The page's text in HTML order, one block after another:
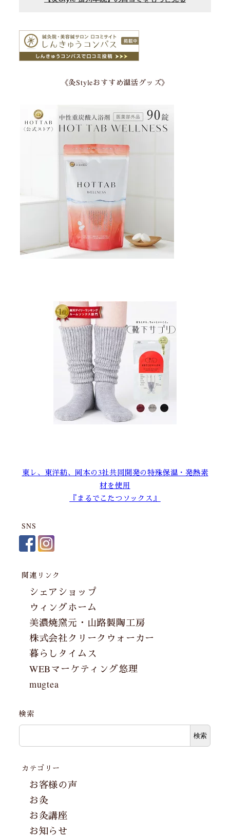
《灸Styleおすすめ温活グッズ》
東レ、東洋紡、岡本の3社共同開発の特殊保温・発熱素
材を使用
『まるでこたつソックス』
SNS
関連リンク
シェアショップ
ウィングホーム
美濃焼窯元・山路製陶工房
株式会社クリークウォーカー
暮らしタイムス
WEBマーケティング悠理
mugtea
検索
検索
カテゴリー
お客様の声
お灸
お灸講座
お知らせ